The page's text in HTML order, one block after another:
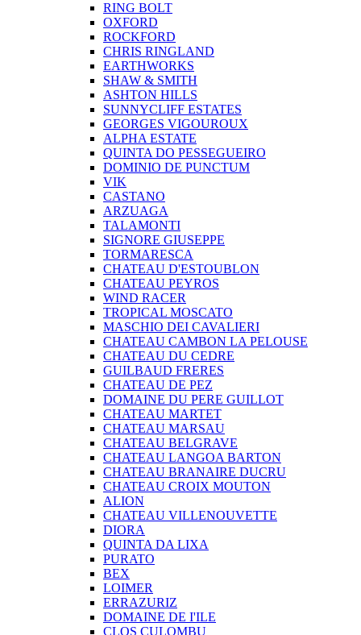
RING BOLT
OXFORD
ROCKFORD
CHRIS RINGLAND
EARTHWORKS
SHAW & SMITH
ASHTON HILLS
SUNNYCLIFF ESTATES
GEORGES VIGOUROUX
ALPHA ESTATE
QUINTA DO PESSEGUEIRO
DOMINIO DE PUNCTUM
VIK
CASTANO
ARZUAGA
TALAMONTI
SIGNORE GIUSEPPE
TORMARESCA
CHATEAU D'ESTOUBLON
CHATEAU PEYROS
WIND RACER
TROPICAL MOSCATO
MASCHIO DEI CAVALIERI
CHATEAU CAMBON LA PELOUSE
CHATEAU DU CEDRE
GUILBAUD FRERES
CHATEAU DE PEZ
DOMAINE DU PERE GUILLOT
CHATEAU MARTET
CHATEAU MARSAU
CHATEAU BELGRAVE
CHATEAU LANGOA BARTON
CHATEAU BRANAIRE DUCRU
CHATEAU CROIX MOUTON
ALION
CHATEAU VILLENOUVETTE
DIORA
QUINTA DA LIXA
PURATO
BEX
LOIMER
ERRAZURIZ
DOMAINE DE I'ILE
CLOS CULOMBU